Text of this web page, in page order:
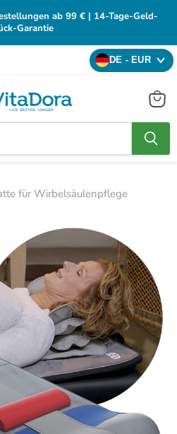
ab 99 € | 14-Tage-Geld-
Garantie
DE - EUR
für Wirbelsäulenpflege